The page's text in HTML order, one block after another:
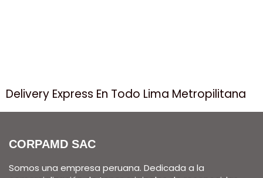
Delivery Express En Todo Lima Metropilitana
CORPAMD SAC
Somos una empresa peruana. Dedicada a la